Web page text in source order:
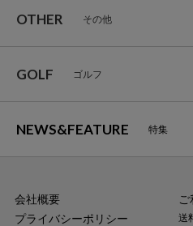
OTHER その他
GOLF ゴルフ
NEWS&FEATURE 特集
会社概要
プライバシーポリシー
送